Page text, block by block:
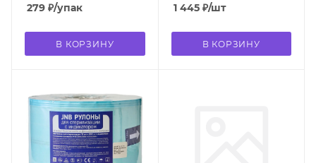
279 ₽/упак
В КОРЗИНУ
1 445₽/шт
В КОРЗИНУ